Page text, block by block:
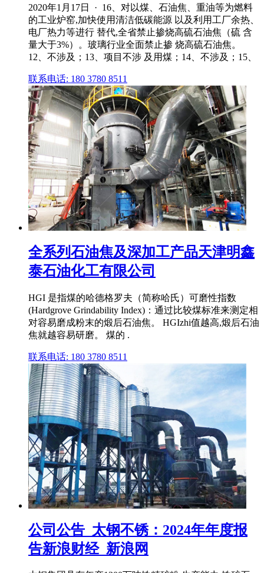
2020年1月17日 · 16、对以煤、石油焦、重油等为燃料
的工业炉窑,加快使用清洁低碳能源 以及利用工厂余热、
电厂热力等进行 替代,全省禁止掺烧高硫石油焦（硫 含
量大于3%）。玻璃行业全面禁止掺 烧高硫石油焦。
12、不涉及；13、项目不涉 及用煤；14、不涉及；15、
联系电话: 180 3780 8511
全系列石油焦及深加工产品天津明鑫
泰石油化工有限公司
HGI 是指煤的哈德格罗夫（简称哈氏）可磨性指数
(Hardgrove Grindability Index)：通过比较煤标准来测定相
对容易磨成粉末的煅后石油焦。 HGIzhi值越高,煅后石油
焦就越容易研磨。 煤的 .
联系电话: 180 3780 8511
公司公告_太钢不锈：2024年年度报
告新浪财经_新浪网